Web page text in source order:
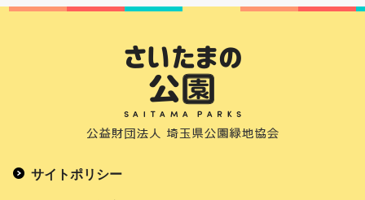
サイトポリシー